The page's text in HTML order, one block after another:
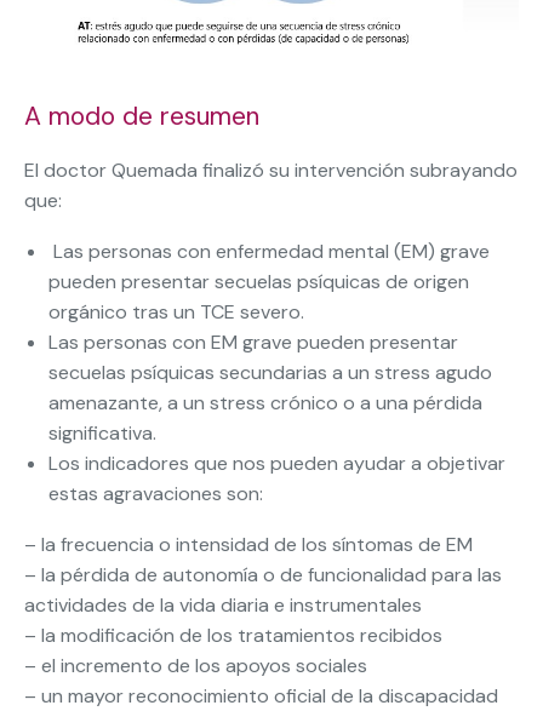
A modo de resumen
El doctor Quemada finalizó su intervención subrayando
que:
Las personas con enfermedad mental (EM) grave
pueden presentar secuelas psíquicas de origen
orgánico tras un TCE severo.
Las personas con EM grave pueden presentar
secuelas psíquicas secundarias a un stress agudo
amenazante, a un stress crónico o a una pérdida
significativa.
Los indicadores que nos pueden ayudar a objetivar
estas agravaciones son:
– la frecuencia o intensidad de los síntomas de EM
– la pérdida de autonomía o de funcionalidad para las
actividades de la vida diaria e instrumentales
– la modificación de los tratamientos recibidos
– el incremento de los apoyos sociales
– un mayor reconocimiento oficial de la discapacidad